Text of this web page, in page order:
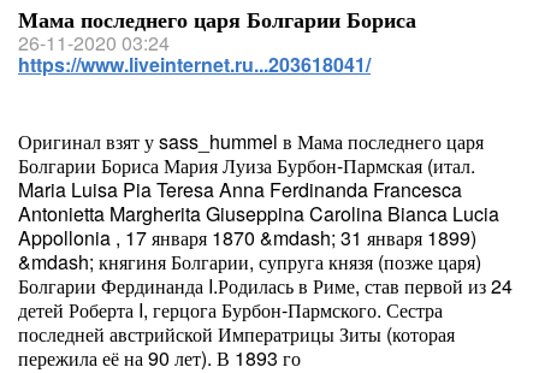
Мама последнего царя Болгарии Бориса
26-11-2020 03:24
https://www.liveinternet.ru...203618041/
Оригинал взят у sass_hummel в Мама последнего царя
Болгарии Бориса Мария Луиза Бурбон-Пармская (итал.
Maria Luisa Pia Teresa Anna Ferdinanda Francesca
Antonietta Margherita Giuseppina Carolina Bianca Lucia
Appollonia , 17 января 1870 &mdash; 31 января 1899)
&mdash; княгиня Болгарии, супруга князя (позже царя)
Болгарии Фердинанда I.Родилась в Риме, став первой из 24
детей Роберта I, герцога Бурбон-Пармского. Сестра
последней австрийской Императрицы Зиты (которая
пережила её на 90 лет). В 1893 го